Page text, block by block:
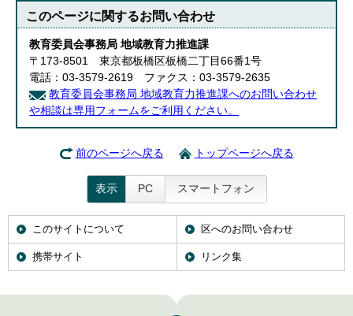
このページに関するお問い合わせ
教育委員会事務局 地域教育力推進課
〒173-8501 東京都板橋区板橋二丁目66番1号
電話：03-3579-2619 ファクス：03-3579-2635
教育委員会事務局 地域教育力推進課へのお問い合わせ
や相談は専用フォームをご利用ください。
前のページへ戻る トップページへ戻る
表示 PC スマートフォン
このサイトについて 区へのお問い合わせ
携帯サイト リンク集